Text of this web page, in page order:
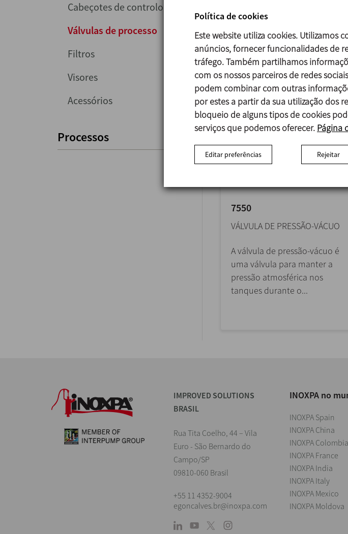
Cabeçotes de controlo
Válvulas de processo
Filtros
Visores
Acessórios
Processos
podem ser usadas
principalmente para
líquidos...
7550
VÁLVULA DE PRESSÃO-VÁCUO
A válvula de pressão-vácuo é
uma válvula para manter a
pressão atmosférica nos
tanques durante o...
IMPROVED SOLUTIONS
BRASIL
Rua Tita Coelho, 44 – Vila
Euro - São Bernardo do
Campo/SP
09810-060 Brasil
+55 11 4352-9004
egoncalves.br@inoxpa.com
INOXPA no
INOXPA Spain
INOXPA China
INOXPA Colombia
INOXPA France
INOXPA India
INOXPA Italy
INOXPA Mexico
INOXPA Moldova
Política de cookies
Este website utiliza cookies. Utilizamos
anúncios, fornecer funcionalidades de
tráfego. Também partilhamos
com os nossos parceiros de redes
podem combinar com outras
por estes a partir da sua utilização dos
bloqueio de alguns tipos de cookies
serviços que podemos oferecer. Página
Editar preferências Rejeitar